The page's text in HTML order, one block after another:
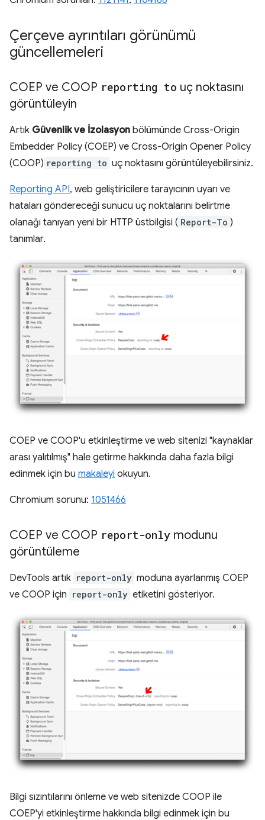
Çerçeve ayrıntıları görünümü
güncellemeleri
COEP ve COOP reporting to uç noktasını
görüntüleyin
Artık Güvenlik ve İzolasyon bölümünde Cross-Origin
Embedder Policy (COEP) ve Cross-Origin Opener Policy
(COOP) reporting to uç noktasını görüntüleyebilirsiniz.
Reporting API, web geliştiricilere tarayıcının uyarı ve
hataları göndereceği sunucu uç noktalarını belirtme
olanağı tanıyan yeni bir HTTP üstbilgisi ( Report-To )
tanımlar.
COEP ve COOP'u etkinleştirme ve web sitenizi "kaynaklar
arası yalıtılmış" hale getirme hakkında daha fazla bilgi
edinmek için bu makaleyi okuyun.
Chromium sorunu: 1051466
COEP ve COOP report-only modunu
görüntüleme
DevTools artık report-only moduna ayarlanmış COEP
ve COOP için report-only etiketini gösteriyor.
Bilgi sızıntılarını önleme ve web sitenizde COOP ile
COEP'yi etkinleştirme hakkında bilgi edinmek için bu